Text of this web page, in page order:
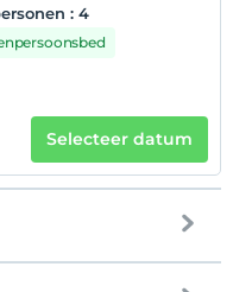
: 4
Selecteer datum